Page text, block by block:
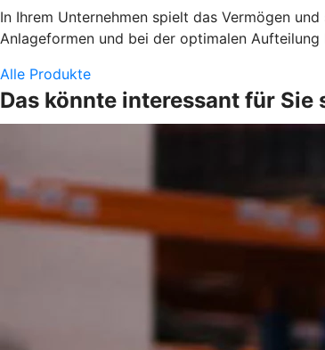
In Ihrem Unternehmen spielt das Vermögen
Anlageformen und bei der optimalen
Alle Produkte
Das könnte interessant für Sie